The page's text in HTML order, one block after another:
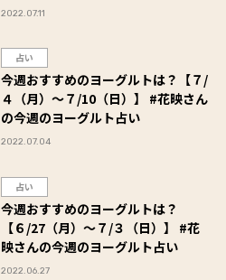
2022.07.11
占い
今週おすすめのヨーグルトは？【７/
４（月）～７/10（日）】 #花映さん
の今週のヨーグルト占い
2022.07.04
占い
今週おすすめのヨーグルトは？
【６/27（月）～７/３（日）】 #花
映さんの今週のヨーグルト占い
2022.06.27